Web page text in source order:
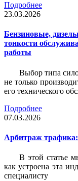
Подробнее
23.03.2026
Бензиновые,
тонкости
работы
Выбор типа
не только
его технического
Подробнее
07.03.2026
Арбитраж трафика:
В этой статье
как устроена эта
специалисту